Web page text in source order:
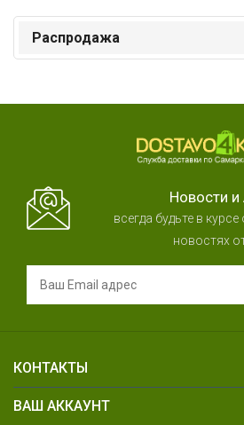
Распродажа
Новости и
всегда будьте в
новостях
КОНТАКТЫ
ВАШ АККАУНТ